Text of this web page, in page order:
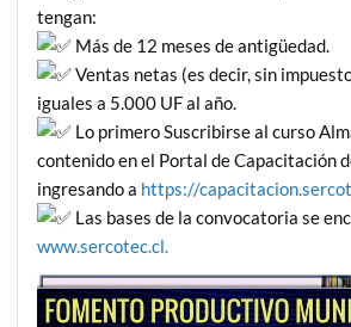
tengan:
Más de 12 meses de antigüedad.
Ventas netas (es decir, sin
iguales a 5.000 UF al año.
Lo primero Suscribirse al curso
contenido en el Portal de Capacitación
ingresando a https://
Las bases de la convocatoria se
www.sercotec.cl.